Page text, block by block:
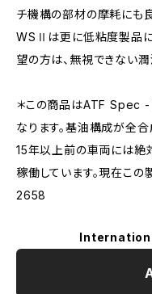
チ機構の部材の摩耗にも
WSⅡは更に低粘度製品に
望の方は、無視できない潤
＊この商品はATF Spec
なります。基油構成が全
15年以上前の車両には絶
稼働しています。現在この
2658